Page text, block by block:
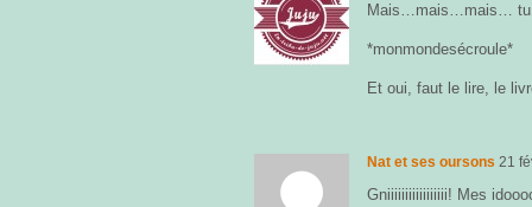
Mais…mais…mais… tu
*monmondesécroule*
Et oui, faut le lire, le
Nat et ses oursons 21
Gniiiiiiiiiiiiiiiii! Mes